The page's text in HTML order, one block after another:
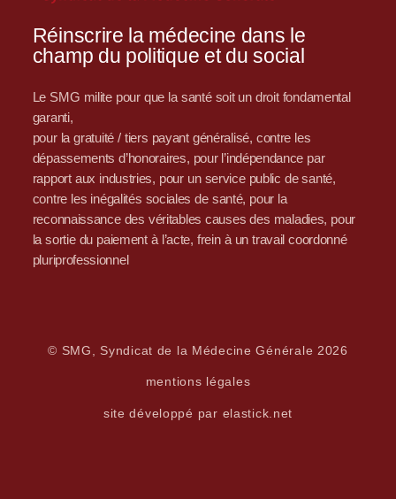
Réinscrire la médecine dans le
champ du politique et du social
Le SMG milite pour que la santé soit un droit fondamental
garanti,
pour la gratuité / tiers payant généralisé, contre les
dépassements d’honoraires, pour l’indépendance par
rapport aux industries, pour un service public de santé,
contre les inégalités sociales de santé, pour la
reconnaissance des véritables causes des maladies, pour
la sortie du paiement à l’acte, frein à un travail coordonné
pluriprofessionnel
© SMG, Syndicat de la Médecine Générale 2026
mentions légales
site développé par elastick.net